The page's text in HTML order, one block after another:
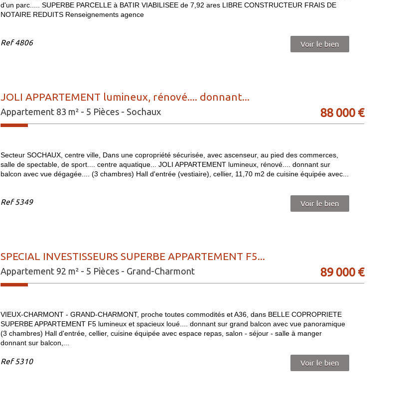
d'un parc..... SUPERBE PARCELLE à BATIR VIABILISEE de 7,92 ares LIBRE CONSTRUCTEUR FRAIS DE
NOTAIRE REDUITS Renseignements agence
Ref4806 Voir le bien
JOLI APPARTEMENT lumineux, rénové.... donnant...
Appartement 83 m² - 5 Pièces - Sochaux 88 000 €
Secteur SOCHAUX, centre ville, Dans une copropriété sécurisée, avec ascenseur, au pied des commerces,
salle de spectable, de sport.... centre aquatique... JOLI APPARTEMENT lumineux, rénové.... donnant sur
balcon avec vue dégagée.... (3 chambres) Hall d'entrée (vestiaire), cellier, 11,70 m2 de cuisine équipée avec...
Ref5349 Voir le bien
SPECIAL INVESTISSEURS SUPERBE APPARTEMENT F5...
Appartement 92 m² - 5 Pièces - Grand-Charmont 89 000 €
VIEUX-CHARMONT - GRAND-CHARMONT, proche toutes commodités et A36, dans BELLE COPROPRIETE
SUPERBE APPARTEMENT F5 lumineux et spacieux loué.... donnant sur grand balcon avec vue panoramique
(3 chambres) Hall d'entrée, cellier, cuisine équipée avec espace repas, salon - séjour - salle à manger
donnant sur balcon,...
Ref5310 Voir le bien